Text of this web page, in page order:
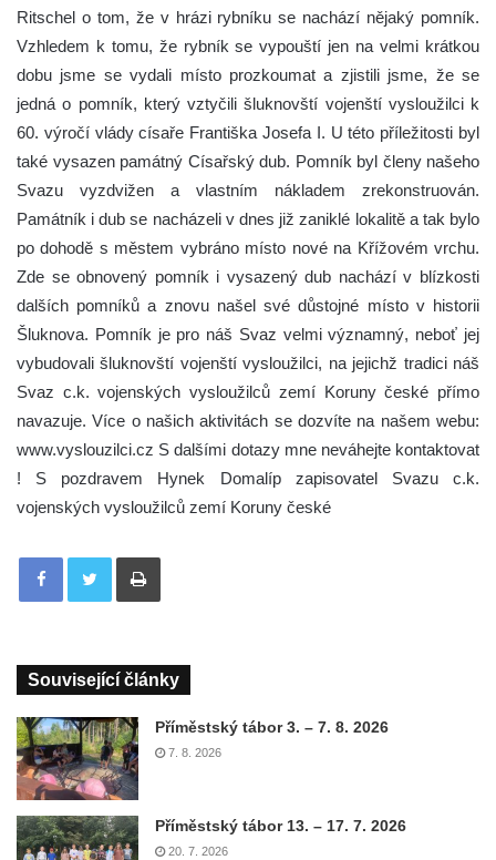
Ritschel o tom, že v hrázi rybníku se nachází nějaký pomník.
Vzhledem k tomu, že rybník se vypouští jen na velmi krátkou
dobu jsme se vydali místo prozkoumat a zjistili jsme, že se
jedná o pomník, který vztyčili šluknovští vojenští vysloužilci k
60. výročí vlády císaře Františka Josefa I. U této příležitosti byl
také vysazen památný Císařský dub. Pomník byl členy našeho
Svazu vyzdvižen a vlastním nákladem zrekonstruován.
Památník i dub se nacházeli v dnes již zaniklé lokalitě a tak bylo
po dohodě s městem vybráno místo nové na Křížovém vrchu.
Zde se obnovený pomník i vysazený dub nachází v blízkosti
dalších pomníků a znovu našel své důstojné místo v historii
Šluknova. Pomník je pro náš Svaz velmi významný, neboť jej
vybudovali šluknovští vojenští vysloužilci, na jejichž tradici náš
Svaz c.k. vojenských vysloužilců zemí Koruny české přímo
navazuje. Více o našich aktivitách se dozvíte na našem webu:
www.vyslouzilci.cz S dalšími dotazy mne neváhejte kontaktovat
! S pozdravem Hynek Domalíp zapisovatel Svazu c.k.
vojenských vysloužilců zemí Koruny české
Tisknout
Související články
Příměstský tábor 3. – 7. 8. 2026
7. 8. 2026
Příměstský tábor 13. – 17. 7. 2026
20. 7. 2026